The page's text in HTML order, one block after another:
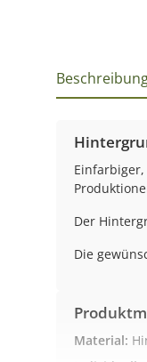
Der
Die
Material: